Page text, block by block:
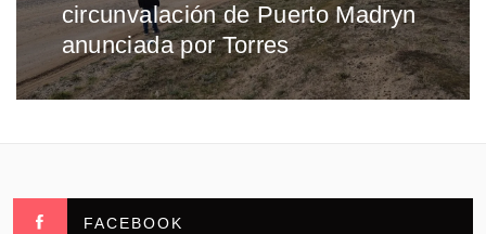
circunvalación de Puerto Madryn
anunciada por Torres
FACEBOOK